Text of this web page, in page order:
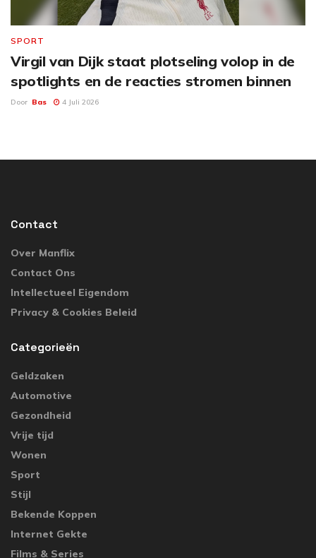
SPORT
Virgil van Dijk staat plotseling volop in de
spotlights en de reacties stromen binnen
Door Bas 4 Juli 2026
Contact
Over Manflix
Contact Ons
Intellectueel Eigendom
Privacy & Cookies Beleid
Categorieën
Geldzaken
Automotive
Gezondheid
Vrije tijd
Wonen
Sport
Stijl
Bekende Koppen
Internet Gekte
Films & Series